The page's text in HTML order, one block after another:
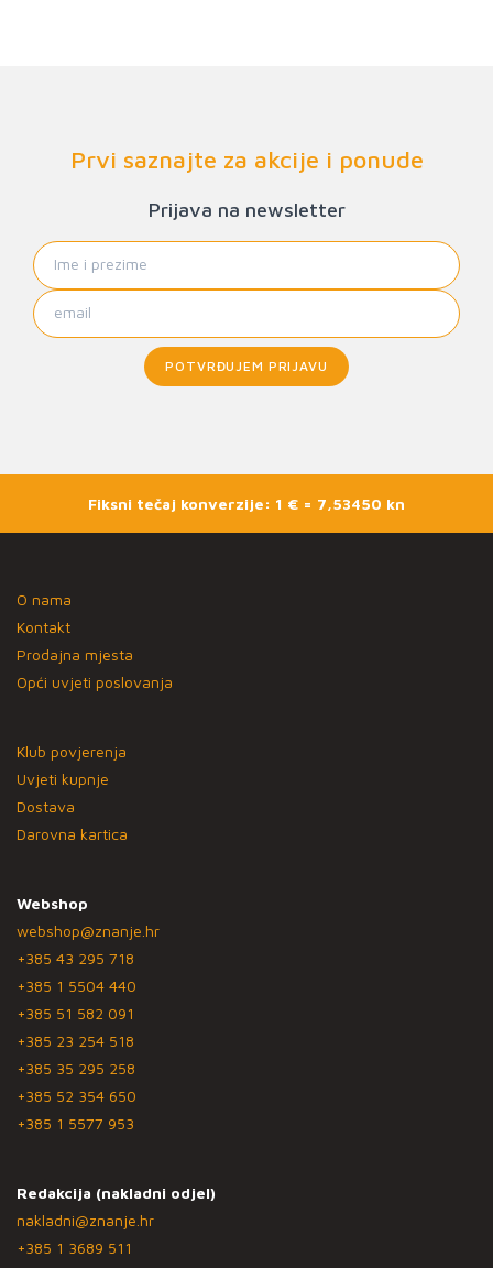
Prvi saznajte za akcije i ponude
Prijava na newsletter
POTVRĐUJEM PRIJAVU
Fiksni tečaj konverzije: 1 € = 7,53450 kn
O nama
Kontakt
Prodajna mjesta
Opći uvjeti poslovanja
Klub povjerenja
Uvjeti kupnje
Dostava
Darovna kartica
Webshop
webshop@znanje.hr
+385 43 295 718
+385 1 5504 440
+385 51 582 091
+385 23 254 518
+385 35 295 258
+385 52 354 650
+385 1 5577 953
Redakcija (nakladni odjel)
nakladni@znanje.hr
+385 1 3689 511